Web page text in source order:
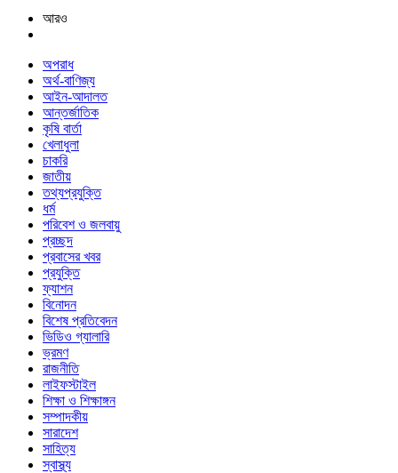
আরও
অপরাধ
অর্থ-বাণিজ্য
আইন-আদালত
আন্তর্জাতিক
কৃষি বার্তা
খেলাধুলা
চাকরি
জাতীয়
তথ্যপ্রযুক্তি
ধর্ম
পরিবেশ ও জলবায়ু
প্রচ্ছদ
প্রবাসের খবর
প্রযুক্তি
ফ্যাশন
বিনোদন
বিশেষ প্রতিবেদন
ভিডিও গ্যালারি
ভ্রমণ
রাজনীতি
লাইফস্টাইল
শিক্ষা ও শিক্ষাঙ্গন
সম্পাদকীয়
সারাদেশ
সাহিত্য
স্বাস্থ্য